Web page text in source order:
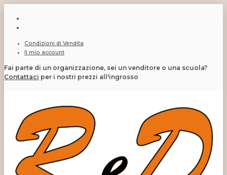
Condizioni di Vendita
Il mio account
Fai parte di un organizzazione, sei un venditore o una scuola?
Contattaci per i nostri prezzi all'ingrosso